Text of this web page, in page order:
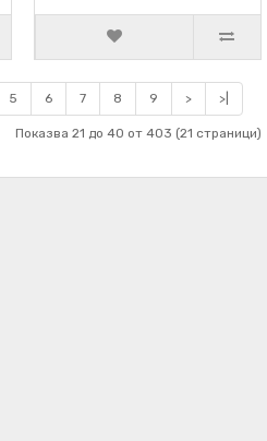
5 6 7 8 9 > >|
Показва 21 до 40 от 403 (21 страници)